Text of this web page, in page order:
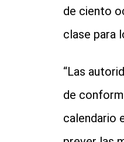
de ciento
clase para
“Las
de
calendario